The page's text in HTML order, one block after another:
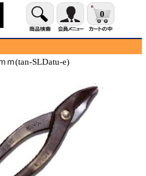
0
ｍ(tan-SLDatu-e)